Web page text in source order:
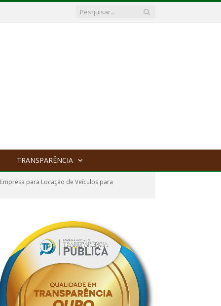
TRANSPARÊNCIA
Empresa para Locação de Veículos para